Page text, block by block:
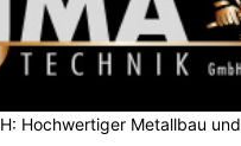
Hochwertiger Metallbau und